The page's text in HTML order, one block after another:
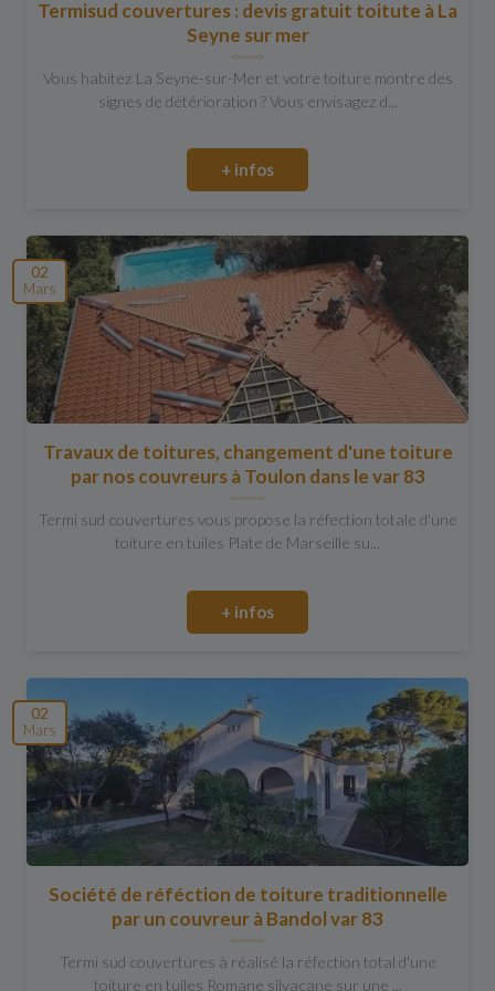
Termisud couvertures : devis gratuit toitute à La
Seyne sur mer
Vous habitez La Seyne-sur-Mer et votre toiture montre des
signes de détérioration ? Vous envisagez d...
+ infos
02
Mars
Travaux de toitures, changement d'une toiture
par nos couvreurs à Toulon dans le var 83
Termi sud couvertures vous propose la réfection totale d'une
toiture en tuiles Plate de Marseille su...
+ infos
02
Mars
Société de réféction de toiture traditionnelle
par un couvreur à Bandol var 83
Termi sud couvertures à réalisé la réfection total d'une
toiture en tuiles Romane silvacane sur une ...